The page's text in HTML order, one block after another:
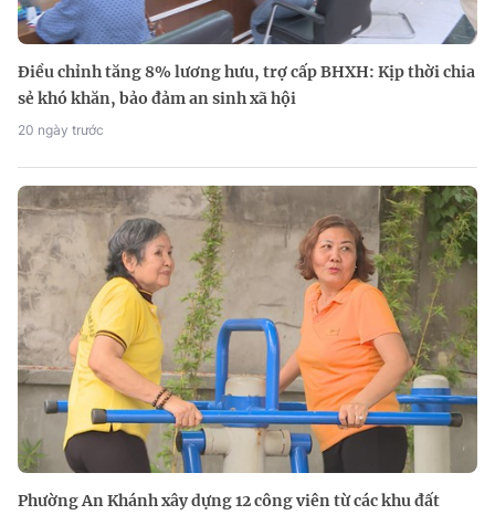
Điều chỉnh tăng 8% lương hưu, trợ cấp BHXH: Kịp thời chia
sẻ khó khăn, bảo đảm an sinh xã hội
20 ngày trước
Phường An Khánh xây dựng 12 công viên từ các khu đất